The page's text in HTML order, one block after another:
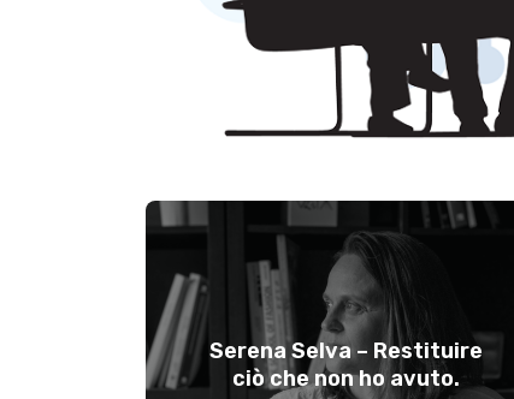
Serena Selva – Restituire
ciò che non ho avuto.